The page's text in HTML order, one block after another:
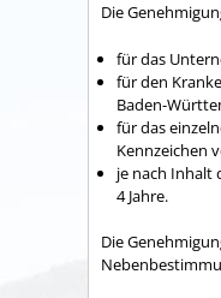
Die
für das
für den
Baden-
für das
Kennzeichen
je nach Inhalt
4 Jahre.
Die